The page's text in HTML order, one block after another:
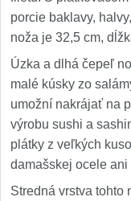
porcie baklavy,
noža je 32,5 cm,
Úzka a dlhá čepeľ
malé kúsky zo
umožní nakrájať na
výrobu sushi a
plátky z veľkých
damašskej ocele
Stredná vrstva tohto